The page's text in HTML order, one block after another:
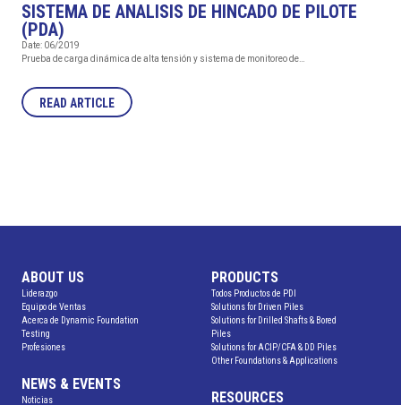
SISTEMA DE ANALISIS DE HINCADO DE PILOTE
(PDA)
Date: 06/2019
Prueba de carga dinámica de alta tensión y sistema de monitoreo de…
READ ARTICLE
ABOUT US
Liderazgo
Equipo de Ventas
Acerca de Dynamic Foundation
Testing
Profesiones
NEWS & EVENTS
Noticias
PRODUCTS
Todos Productos de PDI
Solutions for Driven Piles
Solutions for Drilled Shafts & Bored
Piles
Solutions for ACIP/CFA & DD Piles
Other Foundations & Applications
RESOURCES